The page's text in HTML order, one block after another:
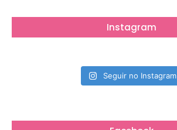
Instagram
Seguir no Instagram